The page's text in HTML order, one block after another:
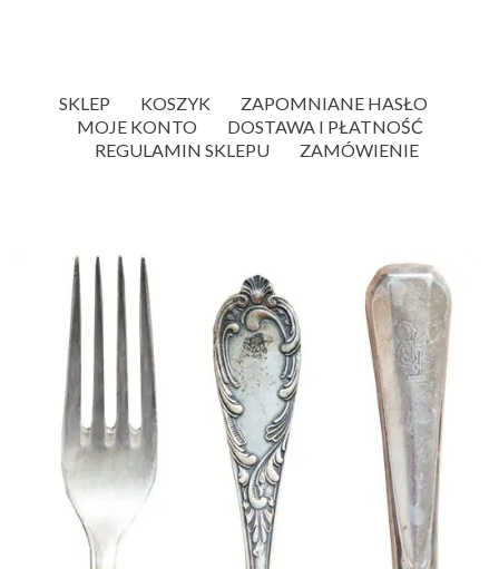
SKLEP KOSZYK
ZAPOMNIANE HASŁO
MOJE KONTO
DOSTAWA I PŁATNOŚĆ
REGULAMIN SKLEPU
ZAMÓWIENIE